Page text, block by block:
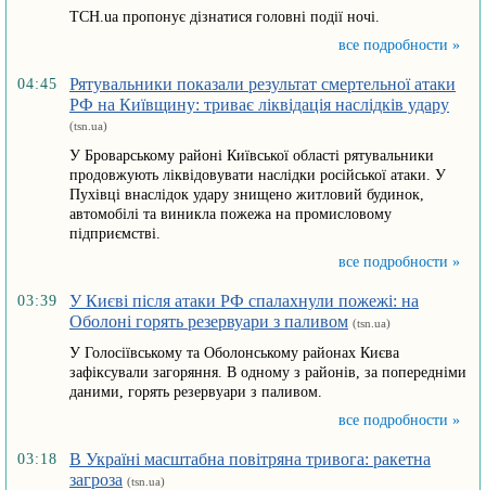
ТСН.ua пропонує дізнатися головні події ночі.
все подробности »
04:45
Рятувальники показали результат смертельної атаки
РФ на Київщину: триває ліквідація наслідків удару
(tsn.ua)
У Броварському районі Київської області рятувальники
продовжують ліквідовувати наслідки російської атаки. У
Пухівці внаслідок удару знищено житловий будинок,
автомобілі та виникла пожежа на промисловому
підприємстві.
все подробности »
03:39
У Києві після атаки РФ спалахнули пожежі: на
Оболоні горять резервуари з паливом (tsn.ua)
У Голосіївському та Оболонському районах Києва
зафіксували загоряння. В одному з районів, за попередніми
даними, горять резервуари з паливом.
все подробности »
03:18
В Україні масштабна повітряна тривога: ракетна
загроза (tsn.ua)